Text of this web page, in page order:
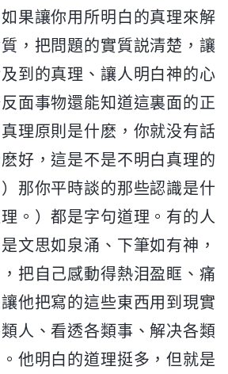
果讓你用所明白的真理來解
，把問題的實質説清楚，讓
到的真理、讓人明白神的心
面事物還能知道這裏面的正
理原則是什麽，你就没有話
好，這是不是不明白真理的
那你平時談的那些認識是什
。）都是字句道理。有的人
文思如泉涌、下筆如有神，
把自己感動得熱泪盈眶、痛
他把寫的這些東西用到現實
人、看透各類事、解决各類
他明白的道理挺多，但就是